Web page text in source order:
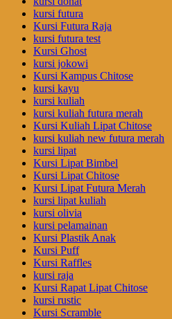
kursi futura
Kursi Futura Raja
kursi futura test
Kursi Ghost
kursi jokowi
Kursi Kampus Chitose
kursi kayu
kursi kuliah
kursi kuliah futura merah
Kursi Kuliah Lipat Chitose
kursi kuliah new futura merah
kursi lipat
Kursi Lipat Bimbel
Kursi Lipat Chitose
Kursi Lipat Futura Merah
kursi lipat kuliah
kursi olivia
kursi pelamainan
Kursi Plastik Anak
Kursi Puff
Kursi Raffles
kursi raja
Kursi Rapat Lipat Chitose
kursi rustic
Kursi Scramble